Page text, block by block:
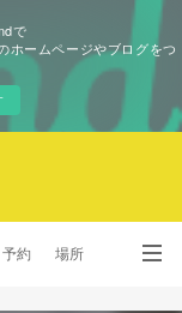
で
ホームページやブログをつ
予約 場所